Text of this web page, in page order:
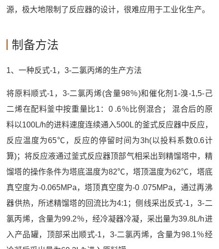
源，极大地限制了反应器的设计，很难应用于工业化生产。
制备方法
1、一种反式‑1，3‑二氯丙烯的生产方法
将原料顺式‑1，3‑二氯丙烯(含量98％)和催化剂1‑溴‑1,5‑己
二烯在配料釜中按重量比1：0 .6％比例混合； 混合后的原
料以100L/h的进料速度连续通入500L的釜式反应器中反应，
反应温度为65℃，反应的停留时间为3h(以投料系数0.6计
算)；将反应液通过釜式反应器顶部气相采出到精馏塔中，精
馏塔的操作条件为塔底温度为82℃，塔顶温度为62℃，塔底
真空度为‑0.065MPa，塔顶真空度为‑0 .075MPa，通过再沸
器供热，所述精馏塔的回流比为4:1；侧线采出反式‑1，3‑二
氯丙烯，含量为99.2％，经冷凝器冷凝，采出量为39.8L/h进
入产品罐，顶部采出顺式‑1，3‑二氯丙烯，含量为98.1％经